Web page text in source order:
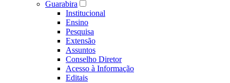
Guarabira
Institucional
Ensino
Pesquisa
Extensão
Assuntos
Conselho Diretor
Acesso à Informação
Editais